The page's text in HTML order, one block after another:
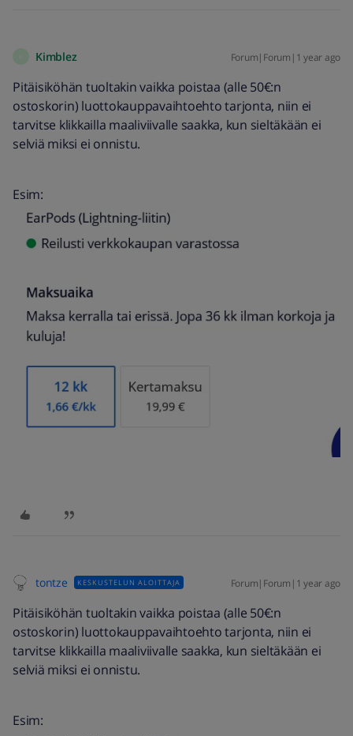
Kimblez Forum|Forum|1 year ago
Pitäisiköhän tuoltakin vaikka poistaa (alle 50€:n
ostoskorin) luottokauppavaihtoehto tarjonta, niin ei
tarvitse klikkailla maaliviivalle saakka, kun sieltäkään ei
selviä miksi ei onnistu.
Esim:
tontze KESKUSTELUN ALOITTAJA Forum|Forum|1 year ago
Pitäisiköhän tuoltakin vaikka poistaa (alle 50€:n
ostoskorin) luottokauppavaihtoehto tarjonta, niin ei
tarvitse klikkailla maaliviivalle saakka, kun sieltäkään ei
selviä miksi ei onnistu.
Esim: